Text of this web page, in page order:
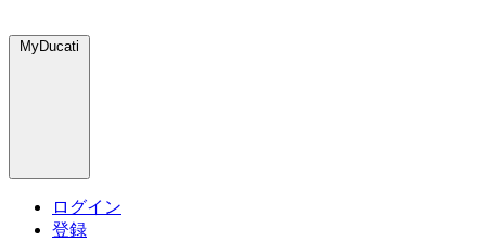
MyDucati
ログイン
登録